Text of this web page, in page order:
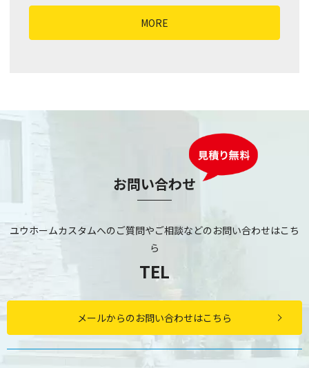
MORE
お問い合わせ
ユウホームカスタムへのご質問やご相談などのお問い合わせはこち
ら
TEL
メールからのお問い合わせはこちら